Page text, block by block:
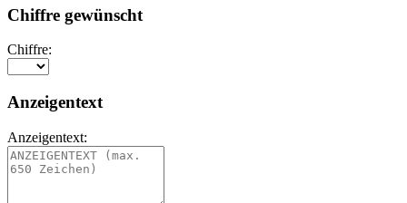
Chiffre gewünscht
Chiffre:
Anzeigentext
Anzeigentext: